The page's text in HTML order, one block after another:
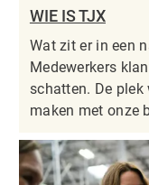
WIE IS TJX
Wat zit er in een
Medewerkers
schatten. De
maken met onze